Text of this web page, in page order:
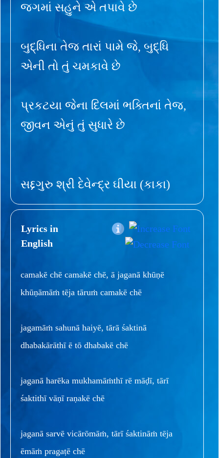
જગમાં સહુને એ તપાવે છે
બુદ્ધિના તેજ તારાં પામે જે, બુદ્ધિ
એની તો તું ચમકાવે છે
પ્રકટયા જેના દિલમાં ભક્તિનાં તેજ,
જીવન એનું તું સુધારે છે
સદ્દગુરુ શ્રી દેવેન્દ્ર ઘીયા (કાકા)
Lyrics in
English
camakē chē camakē chē, ā jaganā khūṇē
khūṇāmāṁ tēja tāruṁ camakē chē
jagamāṁ sahunā haiyē, tārā śaktinā
dhabakārāthī ē tō dhabakē chē
jaganā harēka mukhamāṁthī rē māḍī, tārī
śaktithī vāṇī raṇakē chē
jaganā sarvē vicārōmāṁ, tārī śaktināṁ tēja
ēmāṁ pragaṭē chē